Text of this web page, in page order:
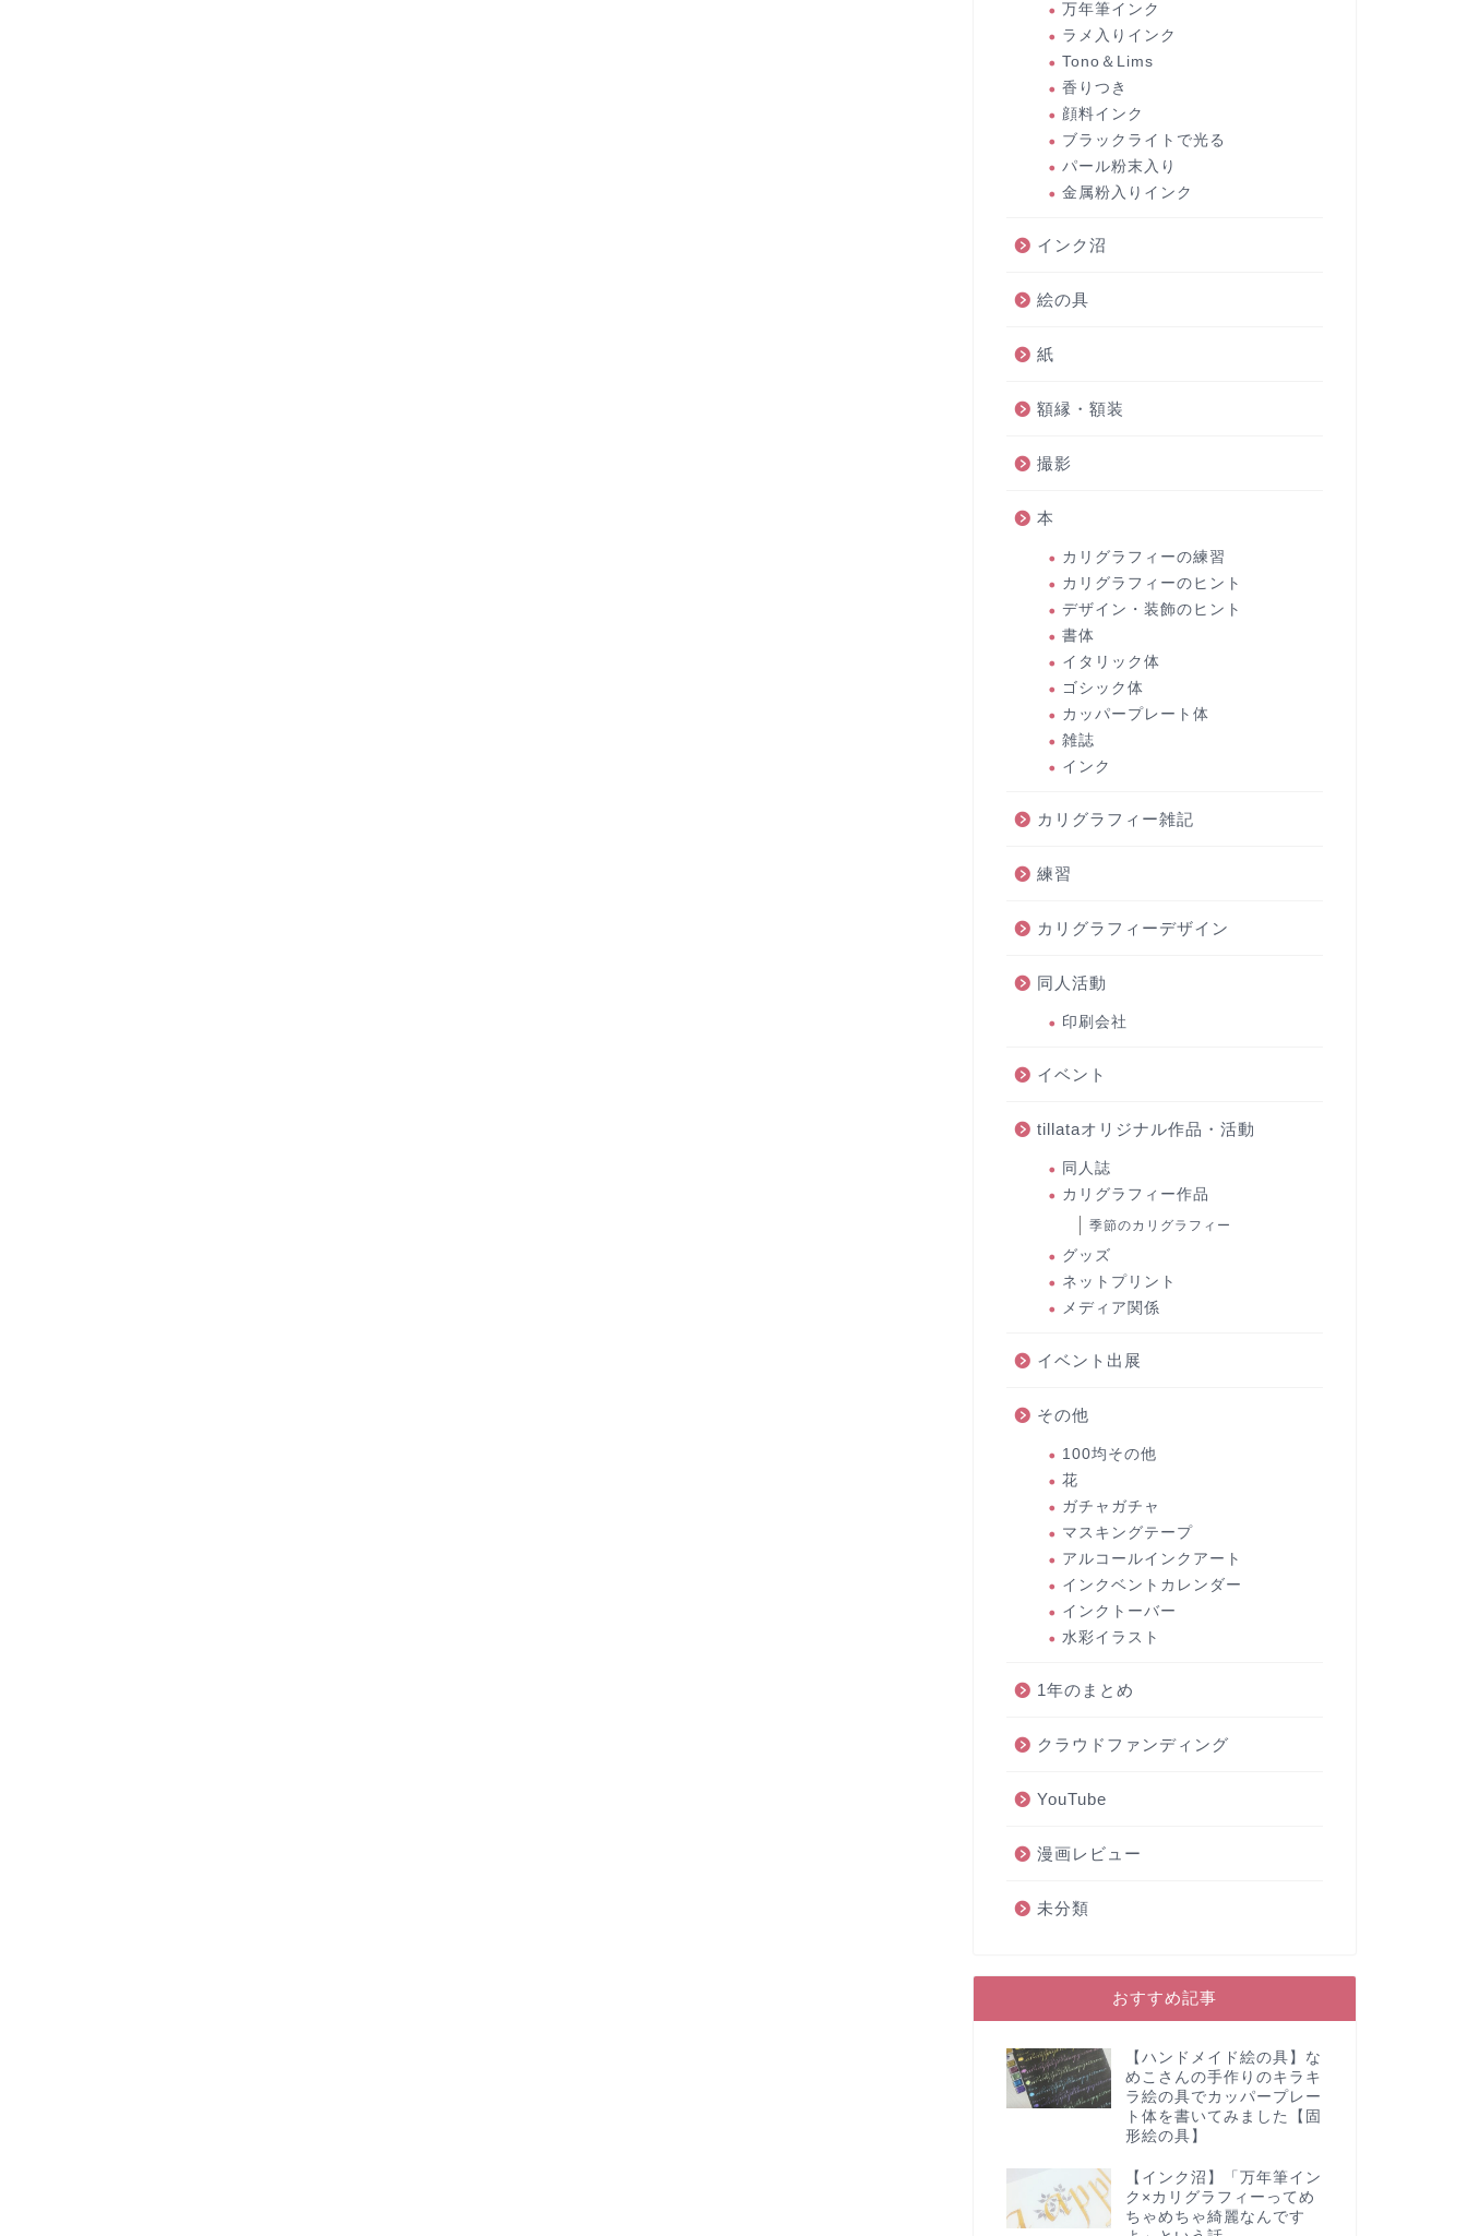
万年筆インク
ラメ入りインク
Tono＆Lims
香りつき
顔料インク
ブラックライトで光る
パール粉末入り
金属粉入りインク
インク沼
絵の具
紙
額縁・額装
撮影
本
カリグラフィーの練習
カリグラフィーのヒント
デザイン・装飾のヒント
書体
イタリック体
ゴシック体
カッパープレート体
雑誌
インク
カリグラフィー雑記
練習
カリグラフィーデザイン
同人活動
印刷会社
イベント
tillataオリジナル作品・活動
同人誌
カリグラフィー作品
季節のカリグラフィー
グッズ
ネットプリント
メディア関係
イベント出展
その他
100均その他
花
ガチャガチャ
マスキングテープ
アルコールインクアート
インクベントカレンダー
インクトーバー
水彩イラスト
1年のまとめ
クラウドファンディング
YouTube
漫画レビュー
未分類
おすすめ記事
【ハンドメイド絵の具】な
めこさんの手作りのキラキ
ラ絵の具でカッパープレー
ト体を書いてみました【固
形絵の具】
【インク沼】「万年筆イン
ク×カリグラフィーってめ
ちゃめちゃ綺麗なんです